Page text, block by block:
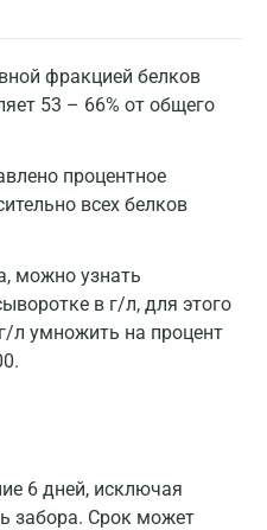
фракцией белков
53 – 66% от общего
процентное
всех белков
можно узнать
в г/л, для этого
л умножить на процент
6 дней, исключая
забора. Срок может